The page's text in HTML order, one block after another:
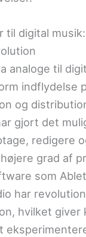
til digital
analoge til
indflydelse
og
gjort det
redigere
grad af
som
har
hvilket giver